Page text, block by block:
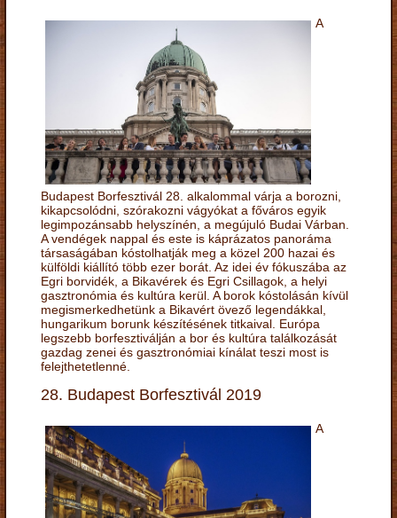
A
Budapest Borfesztivál 28. alkalommal várja a borozni,
kikapcsolódni, szórakozni vágyókat a főváros egyik
legimpozánsabb helyszínén, a megújuló Budai Várban.
A vendégek nappal és este is káprázatos panoráma
társaságában kóstolhatják meg a közel 200 hazai és
külföldi kiállító több ezer borát. Az idei év fókuszába az
Egri borvidék, a Bikavérek és Egri Csillagok, a helyi
gasztronómia és kultúra kerül. A borok kóstolásán kívül
megismerkedhetünk a Bikavért övező legendákkal,
hungarikum borunk készítésének titkaival. Európa
legszebb borfesztiválján a bor és kultúra találkozását
gazdag zenei és gasztronómiai kínálat teszi most is
felejthetetlenné.
28. Budapest Borfesztivál 2019
A